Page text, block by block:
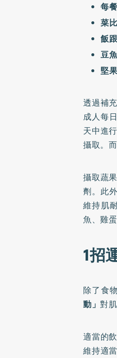
每
菜
飯
豆
堅
透過補
成人每
天中進
攝取。
攝取蔬
劑。此
維持肌
魚、雞
1招
除了食
動」 對
適當的
維持適